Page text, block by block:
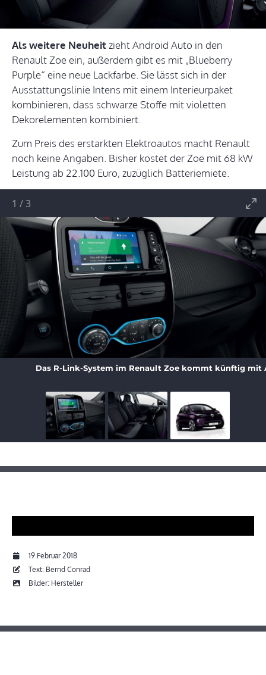
Als weitere Neuheitzieht Android Auto in den
Renault Zoe ein, außerdem gibt es mit „Blueberry
Purple“ eine neue Lackfarbe. Sie lässt sich in der
Ausstattungslinie Intens mit einem Interieurpaket
kombinieren, dass schwarze Stoffe mit violetten
Dekorelementen kombiniert.
Zum Preis des erstarkten Elektroautos macht Renault
noch keine Angaben. Bisher kostet der Zoe mit 68 kW
Leistung ab 22.100 Euro, zuzüglich Batteriemiete.
Das R-Link-System im Renault Zoe kommt künftig mit
1 /3
19.Februar 2018
Text: Bernd Conrad
Bilder: Hersteller